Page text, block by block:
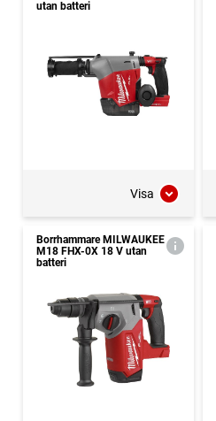
utan batteri
Visa
Borrhammare MILWAUKEE
M18 FHX-0X 18 V utan
batteri